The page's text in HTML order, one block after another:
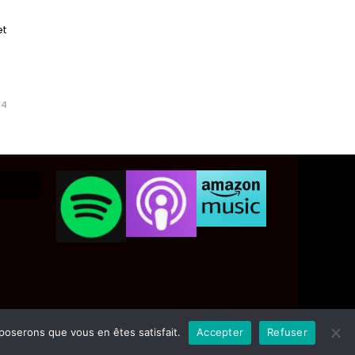
que vous en êtes satisfait. Accepter Refuser